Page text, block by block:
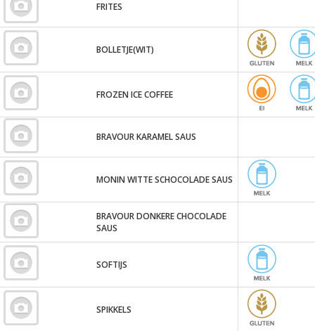
FRITES
BOLLETJE(WIT)
FROZEN ICE COFFEE
BRAVOUR KARAMEL SAUS
MONIN WITTE SCHOCOLADE SAUS
BRAVOUR DONKERE CHOCOLADE
SAUS
SOFTIJS
SPIKKELS